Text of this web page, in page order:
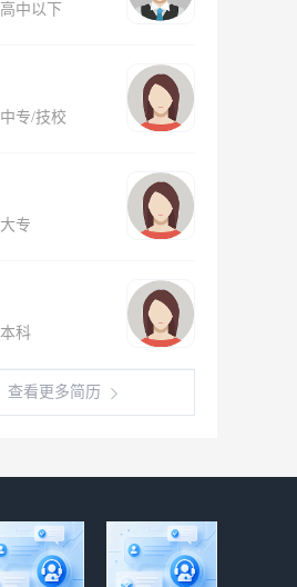
高中以下
中专/技校
大专
本科
查看更多简历